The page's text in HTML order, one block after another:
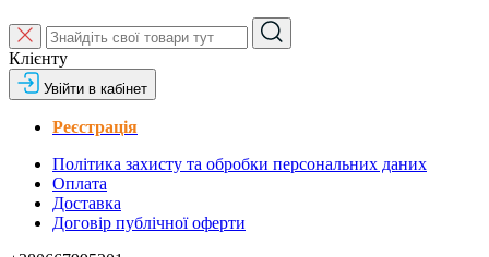
Клієнту
Увійти в кабінет
Реєстрація
Політика захисту та обробки персональних даних
Оплата
Доставка
Договір публічної оферти